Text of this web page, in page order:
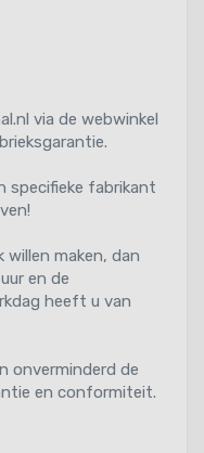
via de webwinkel
specifieke fabrikant
willen maken, dan
en de
heeft u van
onverminderd de
en conformiteit.